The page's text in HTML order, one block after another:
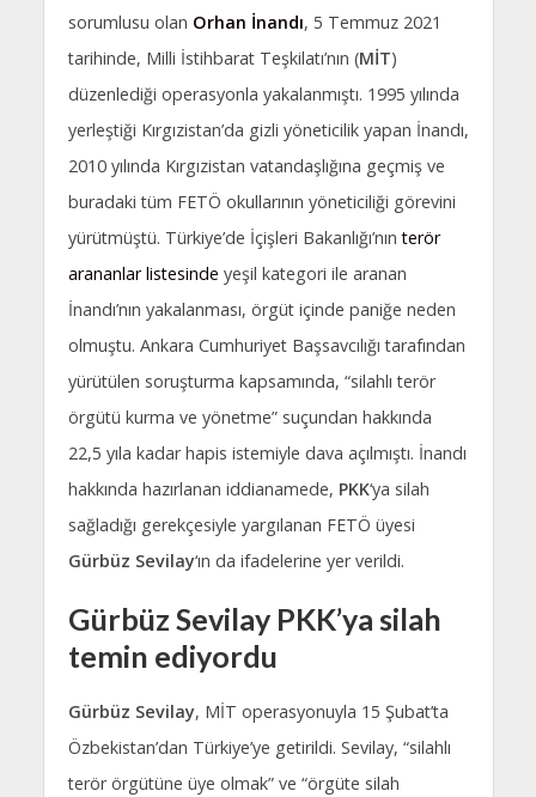
sorumlusu olan Orhan İnandı, 5 Temmuz 2021
tarihinde, Milli İstihbarat Teşkilatı’nın (MİT)
düzenlediği operasyonla yakalanmıştı. 1995 yılında
yerleştiği Kırgızistan’da gizli yöneticilik yapan İnandı,
2010 yılında Kırgızistan vatandaşlığına geçmiş ve
buradaki tüm FETÖ okullarının yöneticiliği görevini
yürütmüştü. Türkiye’de İçişleri Bakanlığı’nınterör
arananlar listesinde yeşil kategori ile aranan
İnandı’nın yakalanması, örgüt içinde paniğe neden
olmuştu. Ankara Cumhuriyet Başsavcılığı tarafından
yürütülen soruşturma kapsamında, “silahlı terör
örgütü kurma ve yönetme” suçundan hakkında
22,5 yıla kadar hapis istemiyle dava açılmıştı. İnandı
hakkında hazırlanan iddianamede, PKK‘ya silah
sağladığı gerekçesiyle yargılanan FETÖ üyesi
Gürbüz Sevilay‘ın da ifadelerine yer verildi.
Gürbüz Sevilay PKK’ya silah
temin ediyordu
Gürbüz Sevilay, MİT operasyonuyla 15 Şubat’ta
Özbekistan’dan Türkiye’ye getirildi. Sevilay, “silahlı
terör örgütüne üye olmak” ve “örgüte silah